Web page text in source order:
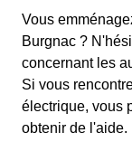
d'électricité en
Burgnac
pendant 22
quatre, tandis
réduit de 20%
⚡💸
Vous
Burgnac ?
concernant les
Si vous
électrique, vous
obtenir de l'aide.